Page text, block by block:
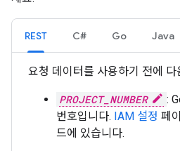
REST C# Go Java
요청 데이터를 사용하기 전에 다
PROJECT_NUMBER
:
번호입니다. IAM 설정 페
드에 있습니다.